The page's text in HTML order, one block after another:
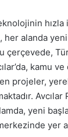
alanda yeni
çerçevede,
kamu
projeler,
Avcılar
yeni
yer